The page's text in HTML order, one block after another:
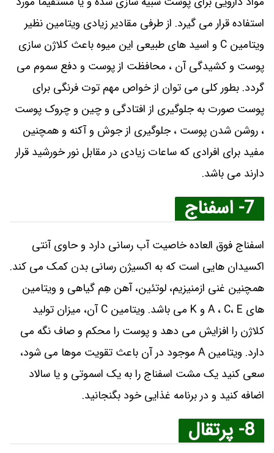
استفاده قرار می گیرد. از طرفی مقادیر زیادی ویتامین نظیر
ویتامین C و اسید های طبیعی این میوه باعث کلاژن سازی
پوست و کشیدگی آن ، محافظت از پوست و دفع سموم می
گردد. بطور کلی می توان از خواص مهم توت فرنگی برای
پوست صورت به جلوگیری از افتادگی و چین و چروک پوست
، روشن شدن پوست ، جلوگیری از جوش و آکنه و همچنین
مفید برای افرادی که ساعات زیادی در مقابل نور خورشید قرار
دارند می باشد.
7- اسفناج
اسفناج فوق العاده خاصیت آب رسانی دارد و حاوی آنتی
اکسیدان هایی است که به اکسیژن رسانی بدن کمک می کند.
همچنین غنی ازمنیزیم، لوتئین، آهن هِم گیاهی و ویتامین
های A ، C، E و K می باشد. ویتامین C آن، میزان تولید
کلاژن را افزایش می دهد و پوست را محکم و صاف نگه می
دارد. ویتامین A موجود در آن باعث تقویت موها می شود،
سعی کنید یک مشت اسفناج را به یک اسموتی و یا سالاد
اضافه کنید و در برنامه غذایی خود بگنجانید.
8- پرتقال